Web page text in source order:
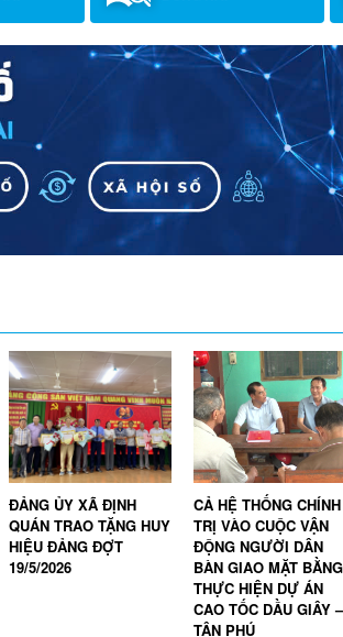
CẢ HỆ THỐNG CHÍNH
TRỊ VÀO CUỘC VẬN
ĐỘNG NGƯỜI DÂN
BÀN GIAO MẶT BẰNG
KỲ HỌP THỨ 4 HĐND
XÃ ĐỊNH QUÁN THÔNG
QUA 3 NGHỊ QUYẾT
QUAN TRỌNG